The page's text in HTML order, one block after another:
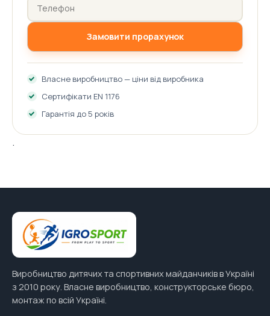
Замовити прорахунок
Власне виробництво — ціни від виробника
Сертифікати EN 1176
Гарантія до 5 років
.
Виробництво дитячих та спортивних майданчиків в Україні
з 2010 року. Власне виробництво, конструкторське бюро,
монтаж по всій Україні.